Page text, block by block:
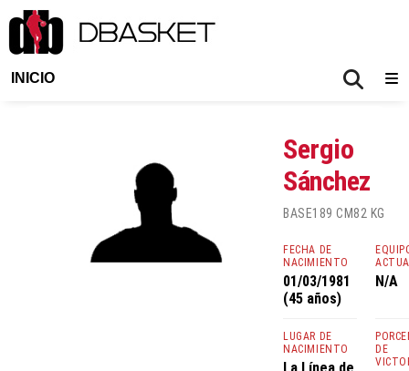
INICIO
Sergio
Sánchez
BASE189 CM82 KG
FECHA DE
NACIMIENTO
01/03/1981
(45 años)
LUGAR DE
NACIMIENTO
N/A
DE